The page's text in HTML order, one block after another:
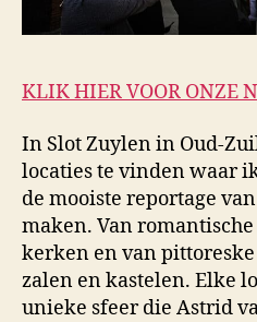
KLIK HIER VOOR ONZE
In Slot Zuylen in Oud-
locaties te vinden waar
de mooiste reportage
maken. Van
kerken en van pittoreske
zalen en kastelen. Elke
unieke sfeer die Astrid